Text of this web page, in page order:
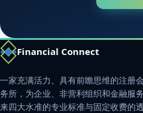
Financial Connect
一家充满活力、具有前瞻思维的注册
务所，为企业、非营利组织和金融服
来四大水准的专业标准与固定收费的